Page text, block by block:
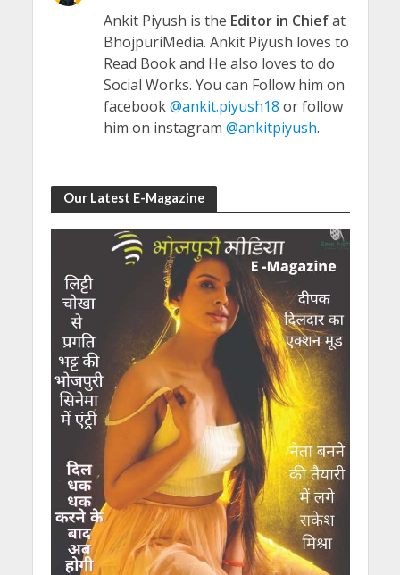
Ankit Piyush is the Editor in Chiefat
BhojpuriMedia. Ankit Piyush loves to
Read Book and He also loves to do
Social Works. You can Follow him on
facebook@ankit.piyush18 or follow
him on instagram @ankitpiyush.
Our Latest E-Magazine